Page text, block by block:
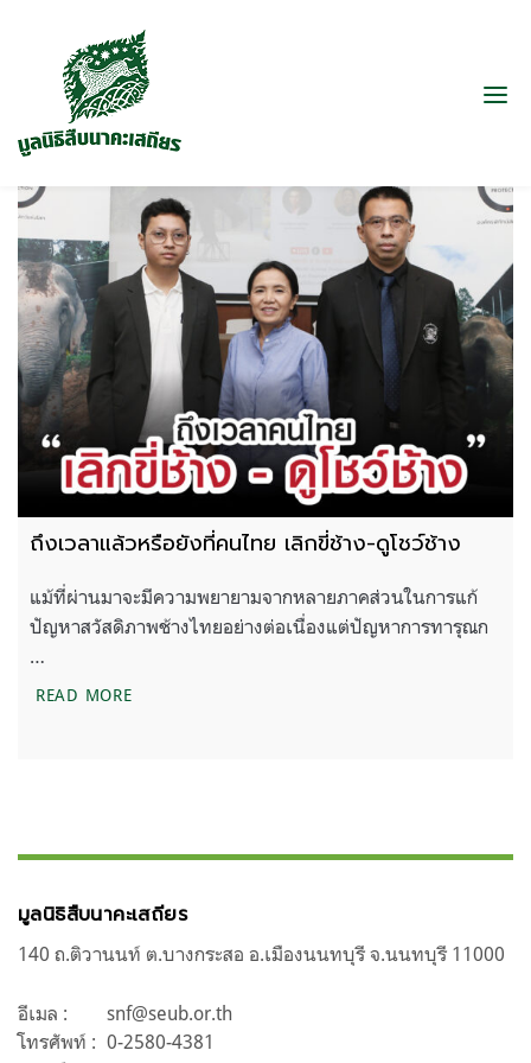
ถึงเวลาแล้วหรือยังที่คนไทย เลิกขี่ช้าง-ดูโชว์ช้าง
แม้ที่ผ่านมาจะมีความพยายามจากหลายภาคส่วนในการแก้
ปัญหาสวัสดิภาพช้างไทยอย่างต่อเนื่องแต่ปัญหาการทารุณก
…
READ MOREถึงเวลาแล้วหรือยังที่คนไทย เลิกขี่ช้าง-ดูโชว์ช้าง
มูลนิธิสืบนาคะเสถียร
140 ถ.ติวานนท์ ต.บางกระสอ อ.เมืองนนทบุรี จ.นนทบุรี 11000
อีเมล :
snf@seub.or.th
โทรศัพท์ : 0-2580-4381